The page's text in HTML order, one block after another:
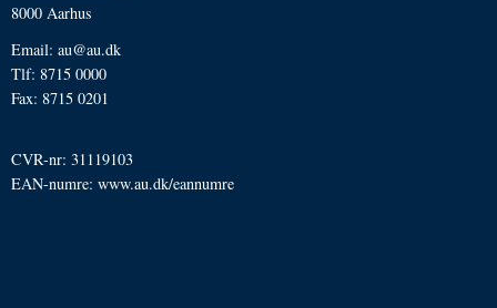
8000 Aarhus
Email: au@au.dk
Tlf: 8715 0000
Fax: 8715 0201
CVR-nr: 31119103
EAN-numre: www.au.dk/eannumre